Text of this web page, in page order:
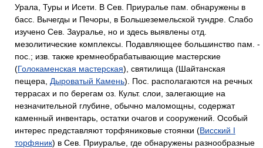
Урала, Туры и Исети. В Сев. Приуралье пам. обнаружены в
басс. Вычегды и Печоры, в Большеземельской тундре. Слабо
изучено Сев. Зауралье, но и здесь выявлены отд.
мезолитические комплексы. Подавляющее большинство пам. -
пос.; изв. также кремнеобрабатывающие мастерские
(Голокаменская мастерская), святилища (Шайтанская
пещера, Дыроватый Камень). Пос. располагаются на речных
террасах и по берегам оз. Культ. слои, залегающие на
незначительной глубине, обычно маломощны, содержат
каменный инвентарь, остатки очагов и сооружений. Особый
интерес представляют торфяниковые стоянки (Висский I
торфяник) в Сев. Приуралье, где обнаружены разнообразные